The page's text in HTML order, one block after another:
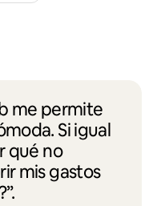
me permite
Si igual
qué no
mis gastos